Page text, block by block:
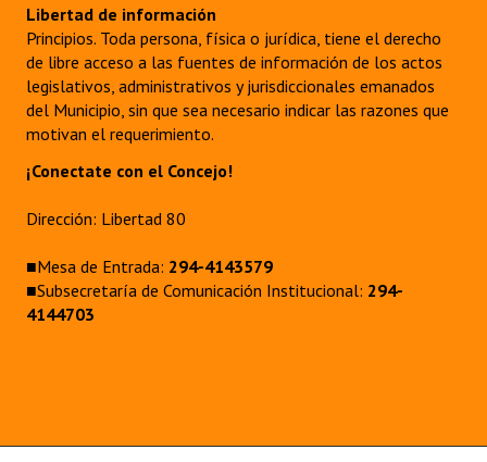
Libertad de información
Principios. Toda persona, física o jurídica, tiene el derecho
de libre acceso a las fuentes de información de los actos
legislativos, administrativos y jurisdiccionales emanados
del Municipio, sin que sea necesario indicar las razones que
motivan el requerimiento.
¡Conectate con el Concejo!
Dirección: Libertad 80
■Mesa de Entrada: 294-4143579
■Subsecretaría de Comunicación Institucional: 294-
4144703